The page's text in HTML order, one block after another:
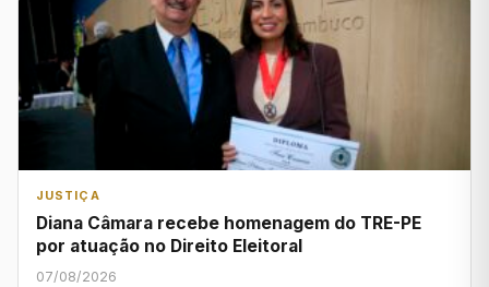
JUSTIÇA
Diana Câmara recebe homenagem do TRE-PE
por atuação no Direito Eleitoral
07/08/2026